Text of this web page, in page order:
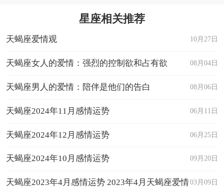
星座相关推荐
10月27日
天蝎座爱情观
08月04日
天蝎座女人的爱情：强烈的控制欲和占有欲
08月06日
天蝎座男人的爱情：陪伴是他们的告白
06月11日
天蝎座2024年11月感情运势
06月25日
天蝎座2024年12月感情运势
09月20日
天蝎座2024年10月感情运势
03月09日
天蝎座2023年4月感情运势 2023年4月天蝎座爱情